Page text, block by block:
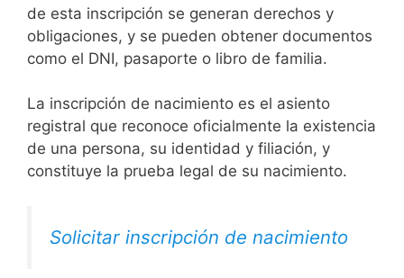
de esta inscripción se generan derechos y
obligaciones, y se pueden obtener documentos
como el DNI, pasaporte o libro de familia.
La inscripción de nacimiento es el asiento
registral que reconoce oficialmente la existencia
de una persona, su identidad y filiación, y
constituye la prueba legal de su nacimiento.
Solicitar inscripción de nacimiento